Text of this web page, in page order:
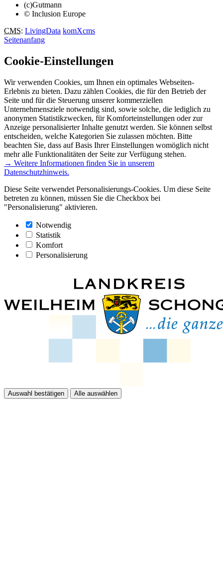
(c)Gutmann
© Inclusion Europe
CMS: LivingData komXcms
Seitenanfang
Cookie-Einstellungen
Wir verwenden Cookies, um Ihnen ein optimales Webseiten-
Erlebnis zu bieten. Dazu zählen Cookies, die für den Betrieb der
Seite und für die Steuerung unserer kommerziellen
Unternehmensziele notwendig sind, sowie solche, die lediglich zu
anonymen Statistikzwecken, für Komforteinstellungen oder zur
Anzeige personalisierter Inhalte genutzt werden. Sie können selbst
entscheiden, welche Kategorien Sie zulassen möchten. Bitte
beachten Sie, dass auf Basis Ihrer Einstellungen womöglich nicht
mehr alle Funktionalitäten der Seite zur Verfügung stehen.
→ Weitere Informationen finden Sie in unserem
Datenschutzhinweis.
Diese Seite verwendet Personalisierungs-Cookies. Um diese Seite
betreten zu können, müssen Sie die Checkbox bei
"Personalisierung" aktivieren.
Notwendig
Statistik
Komfort
Personalisierung
Auswahl bestätigen Alle auswählen